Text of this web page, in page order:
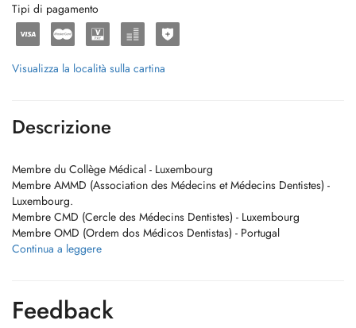
Tipi di pagamento
Visualizza la località sulla cartina
Descrizione
Membre du Collège Médical - Luxembourg
Membre AMMD (Association des Médecins et Médecins Dentistes) -
Luxembourg.
Membre CMD (Cercle des Médecins Dentistes) - Luxembourg
Membre OMD (Ordem dos Médicos Dentistas) - Portugal
Maitre en Médicine Dentaire / Mestre em Medicina Dentaria
Post Gradue en Chirurgie Oral et Dents Inclus (sagesse) / Pos
Graduada em Cirurgia Oral e Dentes Inclusos
Continua a leggere
Feedback